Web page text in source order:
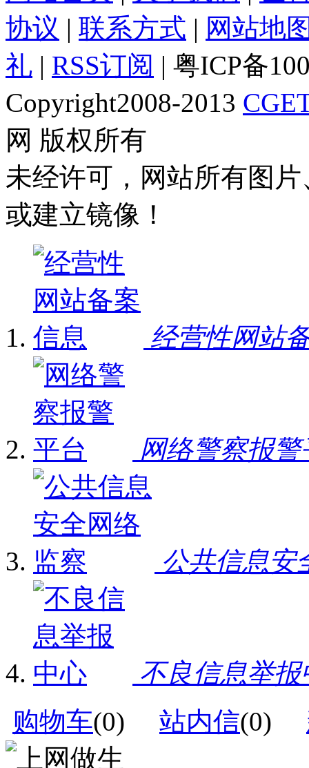
协议 | 联系方式 | 网站地
礼 | RSS订阅 | 粤ICP备
Copyright2008-2013
网 版权所有
未经许可，网站所有图
或建立镜像！
经营性网站
网络警察报警
公共信息安
不良信息举报
购物车(0) 站内信(0)